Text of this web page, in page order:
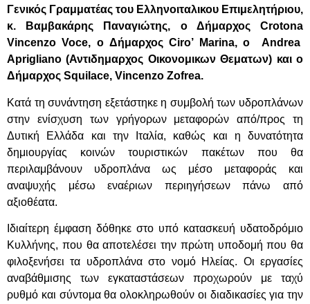
Γενικός Γραμματέας του Ελληνοιταλικου Επιμελητήριου,
κ. Βαμβακάρης Παναγιώτης, ο Δήμαρχος Crotona
Vincenzo Voce, oΔήμαρχος Ciro’ Marina, ο Andrea
Aprigliano (Αντιδημαρχος Οικονομικων Θεματων) και ο
Δήμαρχος Squilace, Vincenzo Zofrea.
Kατά τη συνάντηση εξετάστηκε η συμβολή των υδροπλάνων
στην ενίσχυση των γρήγορων μεταφορών από/προς τη
Δυτική Ελλάδα και την Ιταλία, καθώς και η δυνατότητα
δημιουργίας κοινών τουριστικών πακέτων που θα
περιλαμβάνουν υδροπλάνα ως μέσο μεταφοράς και
αναψυχής μέσω εναέριων περιηγήσεων πάνω από
αξιοθέατα.
Ιδιαίτερη έμφαση δόθηκε στο υπό κατασκευή υδατοδρόμιο
Κυλλήνης, που θα αποτελέσει την πρώτη υποδομή που θα
φιλοξενήσει τα υδροπλάνα στο νομό Ηλείας. Οι εργασίες
αναβάθμισης των εγκαταστάσεων προχωρούν με ταχύ
ρυθμό και σύντομα θα ολοκληρωθούν οι διαδικασίες για την